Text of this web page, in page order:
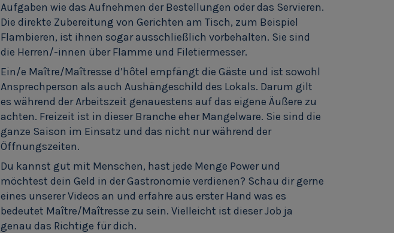
Aufgaben wie das Aufnehmen der Bestellungen oder das Servieren.
Die direkte Zubereitung von Gerichten am Tisch, zum Beispiel
Flambieren, ist ihnen sogar ausschließlich vorbehalten. Sie sind
die Herren/-innen über Flamme und Filetiermesser.
Ein/e Maître/Maîtresse d’hôtel empfängt die Gäste und ist sowohl
Ansprechperson als auch Aushängeschild des Lokals. Darum gilt
es während der Arbeitszeit genauestens auf das eigene Äußere zu
achten. Freizeit ist in dieser Branche eher Mangelware. Sie sind die
ganze Saison im Einsatz und das nicht nur während der
Öffnungszeiten.
Du kannst gut mit Menschen, hast jede Menge Power und
möchtest dein Geld in der Gastronomie verdienen? Schau dir gerne
eines unserer Videos an und erfahre aus erster Hand was es
bedeutet Maître/Maîtresse zu sein. Vielleicht ist dieser Job ja
genau das Richtige für dich.